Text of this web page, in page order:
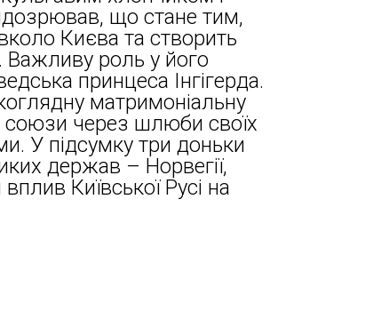
що стане тим,
Києва та створить
Важливу роль у його
принцеса Інгігерда.
матримоніальну
союзи через шлюби своїх
У підсумку три доньки
держав – Норвегії,
Київської Русі на